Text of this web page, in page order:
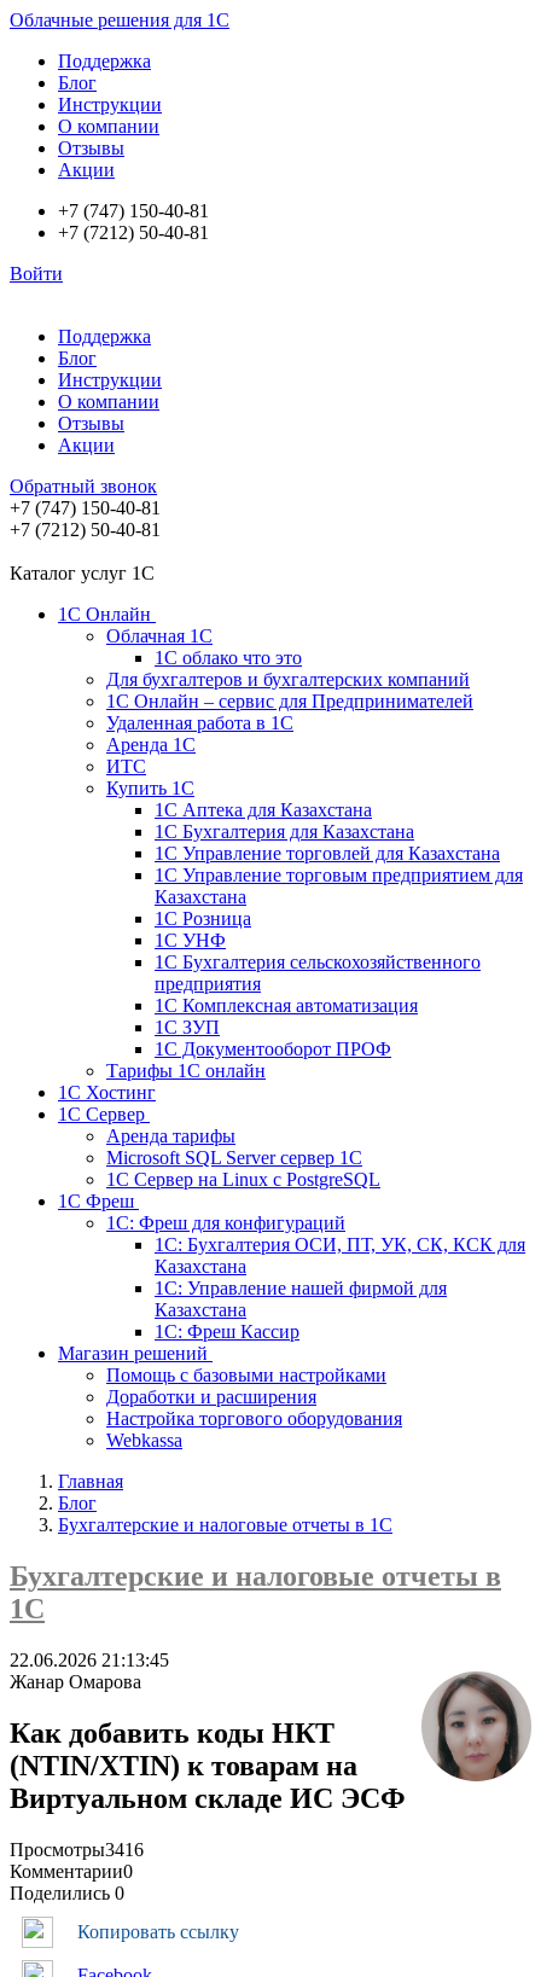
Облачные решения для 1С
Поддержка
Блог
Инструкции
О компании
Отзывы
Акции
+7 (747) 150-40-81
+7 (7212) 50-40-81
Войти
Поддержка
Блог
Инструкции
О компании
Отзывы
Акции
Обратный звонок
+7 (747) 150-40-81
+7 (7212) 50-40-81
Каталог услуг 1С
1С Онлайн
Облачная 1С
1C облако что это
Для бухгалтеров и бухгалтерских компаний
1C Онлайн – сервис для Предпринимателей
Удаленная работа в 1С
Аренда 1С
ИТС
Купить 1С
1С Аптека для Казахстана
1С Бухгалтерия для Казахстана
1С Управление торговлей для Казахстана
1С Управление торговым предприятием для
Казахстана
1С Розница
1С УНФ
1С Бухгалтерия сельскохозяйственного
предприятия
1С Комплексная автоматизация
1С ЗУП
1С Документооборот ПРОФ
Тарифы 1С онлайн
1С Хостинг
1С Сервер
Аренда тарифы
Microsoft SQL Server сервер 1С
1С Сервер на Linux c PostgreSQL
1С Фреш
1С: Фреш для конфигураций
1С: Бухгалтерия ОСИ, ПТ, УК, СК, КСК для
Казахстана
1С: Управление нашей фирмой для
Казахстана
1С: Фреш Кассир
Магазин решений
Помощь с базовыми настройками
Доработки и расширения
Настройка торгового оборудования
Webkassa
Главная
Блог
Бухгалтерские и налоговые отчеты в 1С
Бухгалтерские и налоговые отчеты в
1С
22.06.2026 21:13:45
Жанар Омарова
Как добавить коды НКТ
(NTIN/XTIN) к товарам на
Виртуальном складе ИС ЭСФ
Просмотры3416
Комментарии0
Поделились 0
Копировать ссылку